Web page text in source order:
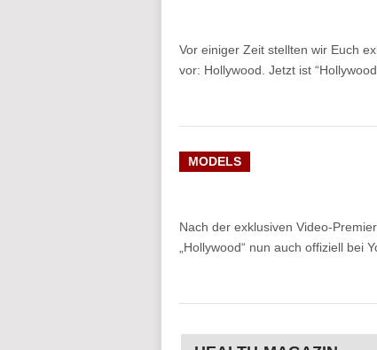
Vor einiger Zeit stellten wir Euch
vor: Hollywood. Jetzt ist
MODELS
Nach der exklusiven Video-
„Hollywood“ nun auch offiziell bei